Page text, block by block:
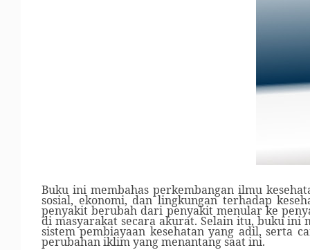
Buku ini membahas perkembangan ilmu
sosial, ekonomi, dan lingkungan terhadap
penyakit berubah dari penyakit menular ke
di masyarakat secara akurat. Selain itu, buku ini
sistem pembiayaan kesehatan yang adil, serta
perubahan iklim yang menantang saat ini.